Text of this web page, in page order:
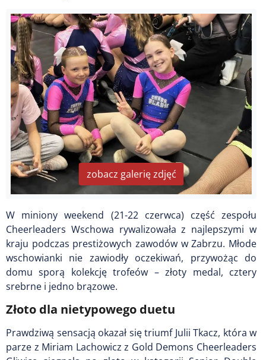
zobacz galerię zdjęć
W miniony weekend (21-22 czerwca) część zespołu
Cheerleaders Wschowa rywalizowała z najlepszymi w
kraju podczas prestiżowych zawodów w Zabrzu. Młode
wschowianki nie zawiodły oczekiwań, przywożąc do
domu sporą kolekcję trofeów – złoty medal, cztery
srebrne i jedno brązowe.
Złoto dla nietypowego duetu
Prawdziwą sensacją okazał się triumf Julii Tkacz, która w
parze z Miriam Lachowicz z Gold Demons Cheerleaders